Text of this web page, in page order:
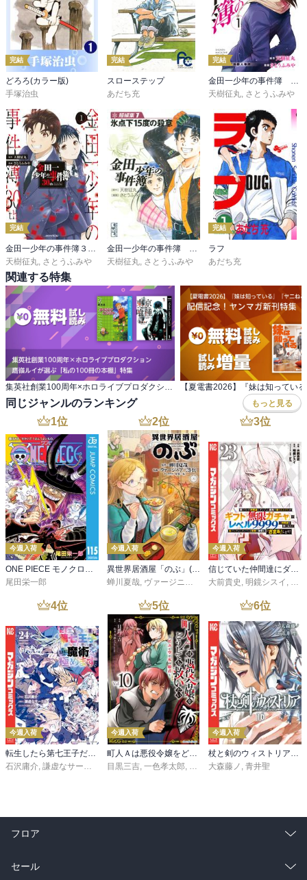
完結
どろろ(カラー版)
手塚治虫
完結
スローステップ
あだち充
完結
金田一少年の事件簿 ２０周年記念シリーズ
天樹征丸, さとうふみや
完結
天樹征丸 さとうふみや
天樹征丸 さとうふみや
完結
ラフ
あだち充
関連する特集
同じジャンルのランキング もっと見る
1位
今週入荷
ONE PIECE モノクロ版 115
尾田栄一郎
2位
今週入荷
異世界居酒屋「のぶ」(22)
蝉川夏哉, ヴァージニア二等兵 ,転
3位
今週入荷
信じていた仲間達にダンジョン奥地で殺されかけたがギフト『無限ガチャ』でレベル９９９９の仲間達を手に入れて元パーティーメンバーと世界に復讐＆『ざまぁ！』します！（２３）
大前貴史 , 明鏡シスイ , ｔ
4位
今週入荷
転生したら第七王子だったので、気ままに魔術を極めます（２４）
石沢庸介, 謙虚なサークル メル。
5位
今週入荷
町人Ａは悪役令嬢をどうしても救いたい ～どぶと空と氷の姫君～１０【電子書店共通特典イラスト付】
目黒三吉, 一色孝太郎, Parum
6位
今週入荷
杖と剣のウィストリア（１６）
大森藤ノ , 青井聖
フロア
総合
セール